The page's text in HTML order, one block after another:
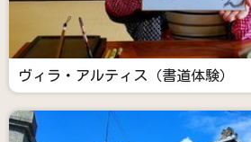
ヴィラ・アルティス（書道体験）